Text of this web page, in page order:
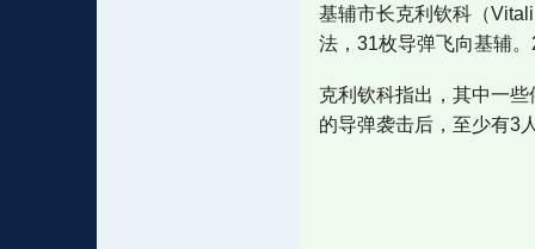
基辅市长克利钦科（
法，31枚导弹飞向基辅
克利钦科指出，其中一
的导弹袭击后，至少有3